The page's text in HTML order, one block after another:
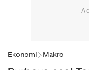
Ekonomi Makro